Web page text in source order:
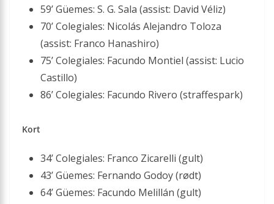
59’ Güemes: S. G. Sala (assist: David Véliz)
70’ Colegiales: Nicolás Alejandro Toloza
(assist: Franco Hanashiro)
75’ Colegiales: Facundo Montiel (assist: Lucio
Castillo)
86’ Colegiales: Facundo Rivero (straffespark)
Kort
34’ Colegiales: Franco Zicarelli (gult)
43’ Güemes: Fernando Godoy (rødt)
64’ Güemes: Facundo Melillán (gult)